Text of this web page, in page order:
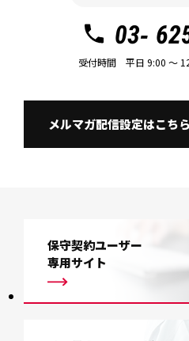
03-
受付時間 平日 9:00 〜
メルマガ配信設定はこちら
保守契約ユーザー
専用サイト